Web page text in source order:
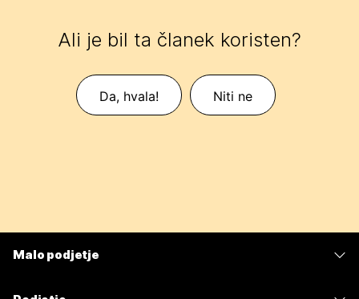
Ali je bil ta članek koristen?
Da, hvala! Niti ne
Malo podjetje